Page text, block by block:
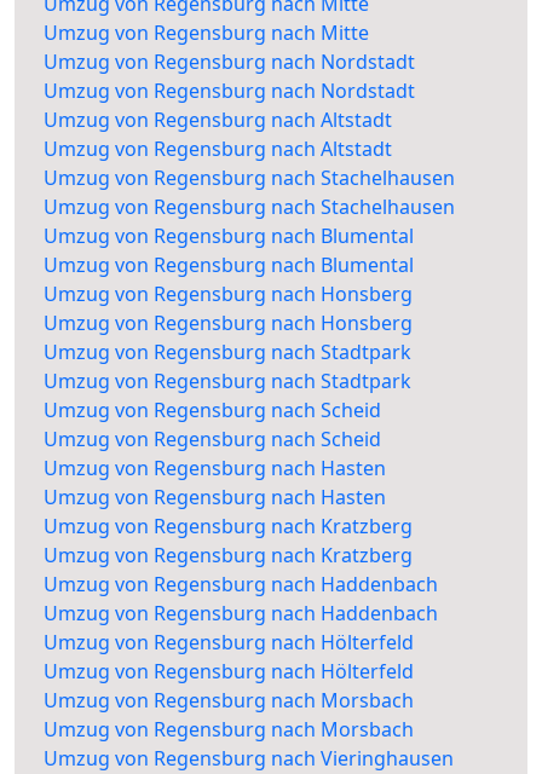
Umzug von Regensburg nach Mitte
Umzug von Regensburg nach Nordstadt
Umzug von Regensburg nach Nordstadt
Umzug von Regensburg nach Altstadt
Umzug von Regensburg nach Altstadt
Umzug von Regensburg nach Stachelhausen
Umzug von Regensburg nach Stachelhausen
Umzug von Regensburg nach Blumental
Umzug von Regensburg nach Blumental
Umzug von Regensburg nach Honsberg
Umzug von Regensburg nach Honsberg
Umzug von Regensburg nach Stadtpark
Umzug von Regensburg nach Stadtpark
Umzug von Regensburg nach Scheid
Umzug von Regensburg nach Scheid
Umzug von Regensburg nach Hasten
Umzug von Regensburg nach Hasten
Umzug von Regensburg nach Kratzberg
Umzug von Regensburg nach Kratzberg
Umzug von Regensburg nach Haddenbach
Umzug von Regensburg nach Haddenbach
Umzug von Regensburg nach Hölterfeld
Umzug von Regensburg nach Hölterfeld
Umzug von Regensburg nach Morsbach
Umzug von Regensburg nach Morsbach
Umzug von Regensburg nach Vieringhausen